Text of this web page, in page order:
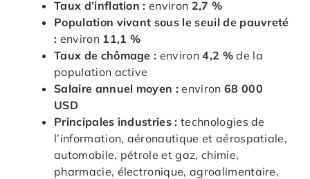
Taux d’inflation : environ 2,7 %
Population vivant sous le seuil de pauvreté
: environ 11,1 %
Taux de chômage : environ4,2 %de la
population active
Salaire annuel moyen : environ 68 000
USD
Principales industries : technologies de
l’information, aéronautique et aérospatiale,
automobile, pétrole et gaz, chimie,
pharmacie, électronique, agroalimentaire,